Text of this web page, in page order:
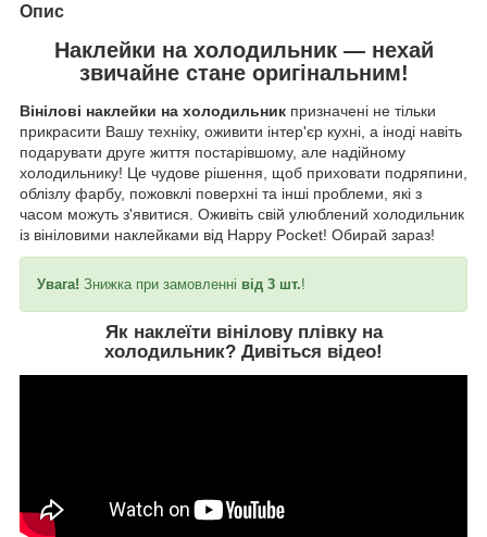
Опис
Наклейки на холодильник — нехай
звичайне стане оригінальним!
Вінілові наклейки на холодильник призначені не тільки
прикрасити Вашу техніку, оживити інтер'єр кухні, а іноді навіть
подарувати друге життя постарівшому, але надійному
холодильнику! Це чудове рішення, щоб приховати подряпини,
облізлу фарбу, пожовклі поверхні та інші проблеми, які з
часом можуть з'явитися. Оживіть свій улюблений холодильник
із вініловими наклейками від Happy Pocket! Обирай зараз!
Увага! Знижка при замовленні від 3 шт.!
Як наклеїти вінілову плівку на
холодильник? Дивіться відео!